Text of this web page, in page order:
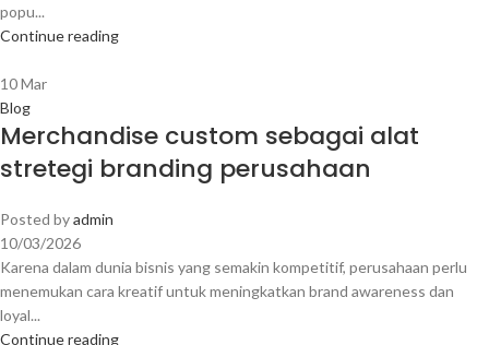
popu...
Continue reading
10Mar
Blog
Merchandise custom sebagai alat
stretegi branding perusahaan
Posted byadmin
10/03/2026
Karena dalam dunia bisnis yang semakin kompetitif, perusahaan perlu
menemukan cara kreatif untuk meningkatkan brand awareness dan
loyal...
Continue reading